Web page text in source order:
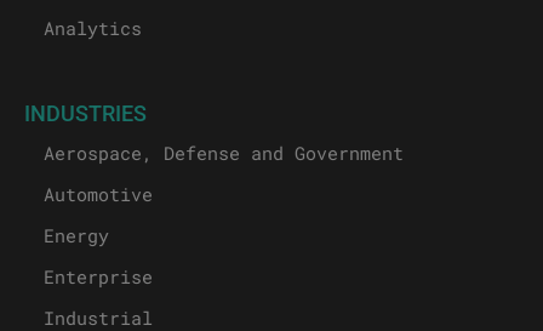
Analytics
INDUSTRIES
Aerospace, Defense and Government
Automotive
Energy
Enterprise
Industrial